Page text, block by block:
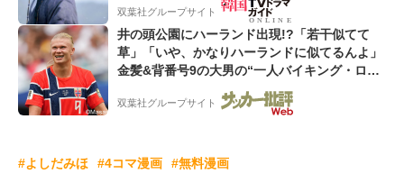
双葉社グループサイト
井の頭公園にハーランド出現!?「若干似てて
草」「いや、かなりハーランドに似てるんよ」
金髪&背番号9の大男の“一人バイキング・ロ
ー”映像が話題!「元気をもらった」
双葉社グループサイト
#よしだみほ #4コマ漫画 #無料漫画